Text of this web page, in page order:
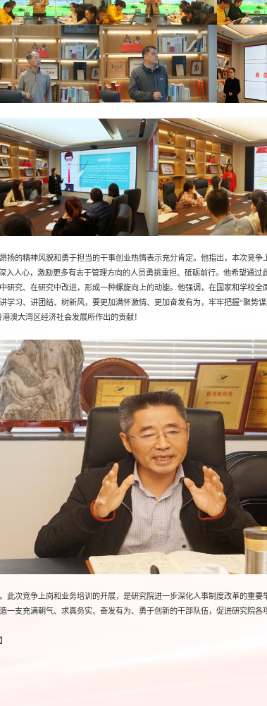
扬的精神风貌和勇于担当的干事创业热情表示充分肯定。他指出，本次竞
入人心，激励更多有志于管理方向的人员勇挑重担、砥砺前行。他希望通
究、在研究中改进，形成一种螺旋向上的动能。他强调，在国家和学校
习、讲团结、树新风，要更加满怀激情、更加奋发有为，牢牢把握“聚势
澳大湾区经济社会发展所作出的贡献！
此次竞争上岗和业务培训的开展，是研究院进一步深化人事制度改革的重
支充满朝气、求真务实、奋发有为、勇于创新的干部队伍，促进研究院各